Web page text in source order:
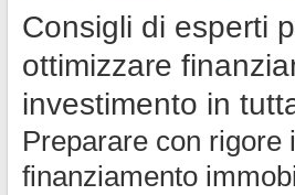
Consigli di esperti
ottimizzare
investimento in
Preparare con rigore
finanziamento